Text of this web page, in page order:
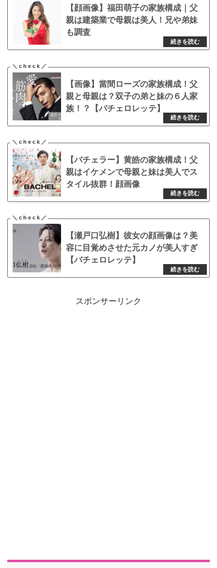
【顔画像】福田萌子の家族構成｜父
親は建築業で母親は美人！兄や弟妹
も調査
【画像】當間ローズの家族構成！父
親と母親は？双子の弟と妹の６人家
族！？【バチェロレッテ】
【バチェラー】黄皓の家族構成！父
親はイケメンで母親と妹は美人でス
タイル抜群！顔画像
【瀬戸口弘樹】彼女の顔画像は？美
容に目覚めさせた元カノが美人すぎ
【バチェロレッテ】
スポンサーリンク